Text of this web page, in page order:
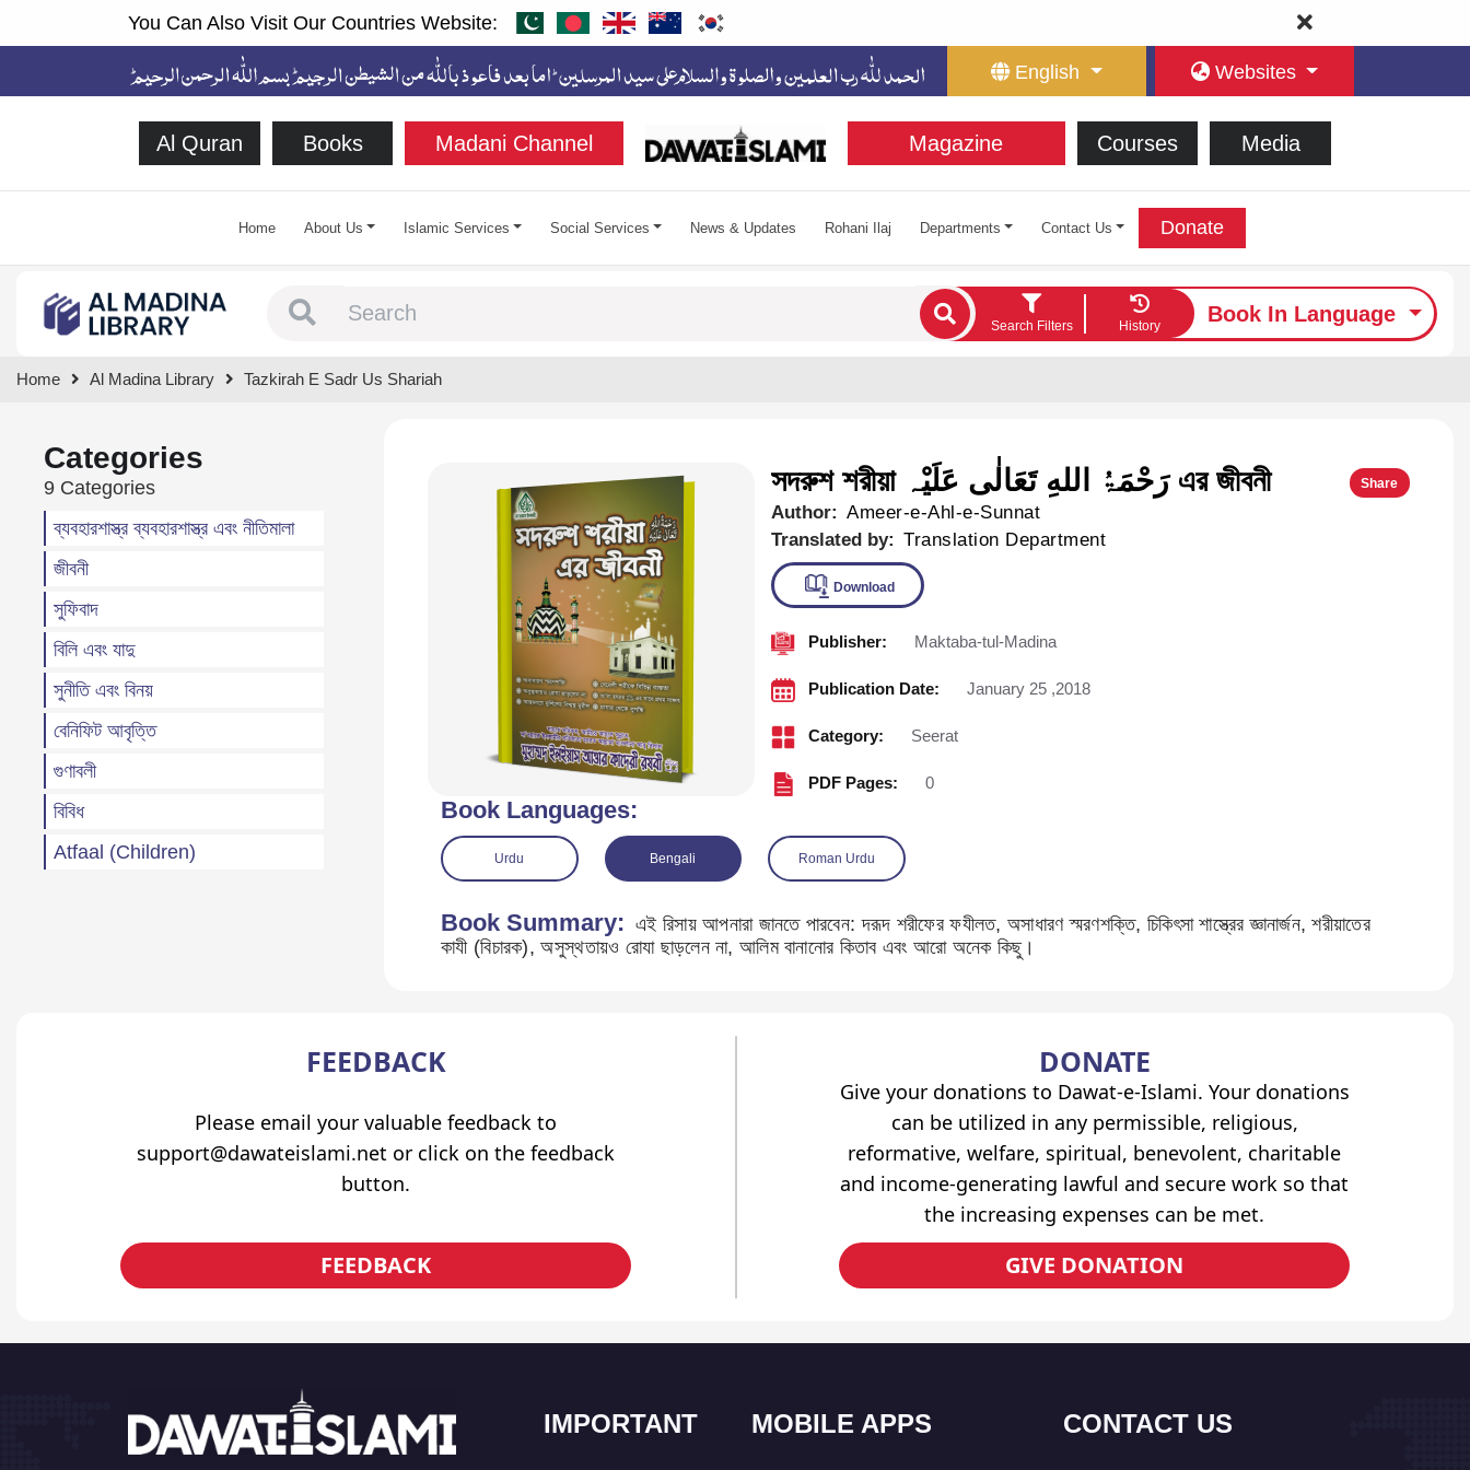
You Can Also Visit Our Countries Website:
English Websites
Al Quran Books Madani Channel Magazine Courses Media
Home About Us Islamic Services Social Services News & Updates Rohani Ilaj Departments Contact Us Donate
Search Filters History
Book In Language
Home Al Madina Library Tazkirah E Sadr Us Shariah
Categories
9 Categories
ব্যবহারশাস্ত্র ব্যবহারশাস্ত্র এবং নীতিমালা
জীবনী
সুফিবাদ
বিলি এবং যাদু
সুনীতি এবং বিনয়
বেনিফিট আবৃত্তি
গুণাবলী
বিবিধ
Atfaal (Children)
সদরুশ শরীয়া رَحْمَۃُ اللهِ تَعَالٰی عَلَیْہ এর জীবনী Share
Author: Ameer-e-Ahl-e-Sunnat
Translated by: Translation Department
Download
Publisher: Maktaba-tul-Madina
Publication Date: January 25 ,2018
Category: Seerat
PDF Pages: 0
Book Languages:
Urdu Bengali Roman Urdu
Book Summary: এই রিসায় আপনারা জানতে পারবেন: দরূদ শরীফের ফযীলত, অসাধারণ স্মরণশক্তি, চিকিৎসা শাস্ত্রের জ্ঞানার্জন, শরীয়াতের
কাযী (বিচারক), অসুস্থতায়ও রোযা ছাড়লেন না, আলিম বানানোর কিতাব এবং আরো অনেক কিছু।​​​​​
FEEDBACK
Please email your valuable feedback to
support@dawateislami.net or click on the feedback
button.
FEEDBACK
DONATE
Give your donations to Dawat-e-Islami. Your donations
can be utilized in any permissible, religious,
reformative, welfare, spiritual, benevolent, charitable
and income-generating lawful and secure work so that
the increasing expenses can be met.
GIVE DONATION
IMPORTANT MOBILE APPS CONTACT US